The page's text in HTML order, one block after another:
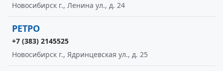
Новосибирск г., Ленина ул., д. 24
РЕТРО
+7 (383) 2145525
Новосибирск г., Ядринцевская ул., д. 25